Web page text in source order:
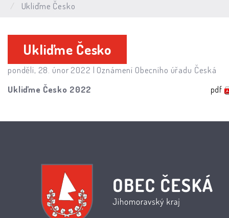
Ukliďme Česko
Ukliďme Česko
pondělí, 28. únor 2022 | Oznámení Obecního úřadu Česká
Ukliďme Česko 2022
pdf